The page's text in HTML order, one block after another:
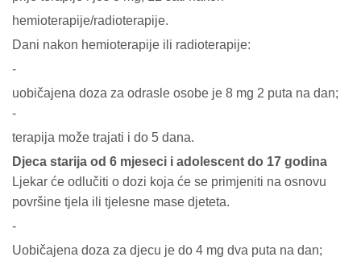
hemioterapije/radioterapije.
Dani nakon hemioterapije ili radioterapije:
-
uobičajena doza za odrasle osobe je 8 mg 2 puta na dan;
-
terapija može trajati i do 5 dana.
Djeca starija od 6 mjeseci i adolescent do 17 godina
Ljekar će odlučiti o dozi koja će se primjeniti na osnovu
površine tjela ili tjelesne mase djeteta.
-
Uobičajena doza za djecu je do 4 mg dva puta na dan;